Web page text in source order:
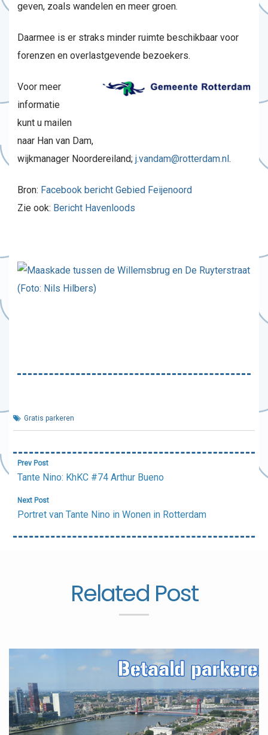
geven, zoals wandelen en meer groen.
Daarmee is er straks minder ruimte beschikbaar voor
forenzen en overlastgevende bezoekers.
Voor meer
informatie
kunt u mailen
naar Han van Dam,
wijkmanager Noordereiland; j.vandam@rotterdam.nl.
Bron: Facebook bericht Gebied Feijenoord
Zie ook: Bericht Havenloods
Gratis parkeren
Bericht
navigatie
Prev Post
Tante Nino: KhKC #74 Arthur Bueno
Next Post
Portret van Tante Nino in Wonen in Rotterdam
Related Post